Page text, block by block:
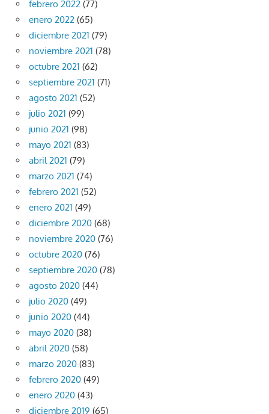
febrero 2022 (77)
enero 2022 (65)
diciembre 2021 (79)
noviembre 2021 (78)
octubre 2021 (62)
septiembre 2021 (71)
agosto 2021 (52)
julio 2021 (99)
junio 2021 (98)
mayo 2021 (83)
abril 2021 (79)
marzo 2021 (74)
febrero 2021 (52)
enero 2021 (49)
diciembre 2020 (68)
noviembre 2020 (76)
octubre 2020 (76)
septiembre 2020 (78)
agosto 2020 (44)
julio 2020 (49)
junio 2020 (44)
mayo 2020 (38)
abril 2020 (58)
marzo 2020 (83)
febrero 2020 (49)
enero 2020 (43)
diciembre 2019 (65)